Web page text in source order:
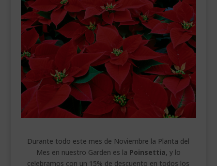
___________________________
VEURE EN CATALÀ
Durante todo este mes de Noviembre la Planta del
Mes en nuestro Garden es la Poinsettia, y lo
celebramos con un 15% de descuento en todos los